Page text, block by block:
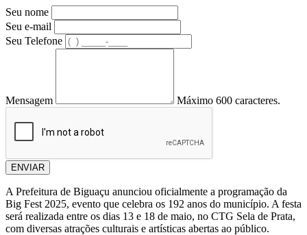
Seu nome
Seu e-mail
Seu Telefone
Mensagem Máximo 600 caracteres.
ENVIAR
A Prefeitura de Biguaçu anunciou oficialmente a programação da
Big Fest 2025, evento que celebra os 192 anos do município. A festa
será realizada entre os dias 13 e 18 de maio, no CTG Sela de Prata,
com diversas atrações culturais e artísticas abertas ao público.